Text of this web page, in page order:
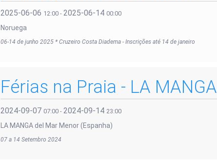
2025-06-06 12:00 - 2025-06-14 00:00
Noruega
06-14 de junho 2025 * Cruzeiro Costa Diadema - Inscrições até 14 de janeiro
Férias na Praia - LA MANGA
2024-09-07 07:00 - 2024-09-14 23:00
LA MANGA del Mar Menor (Espanha)
07 a 14 Setembro 2024